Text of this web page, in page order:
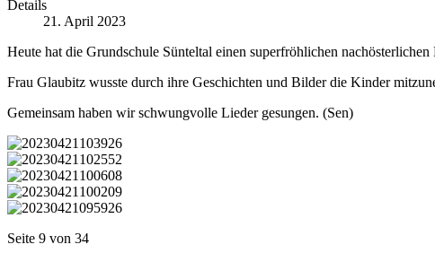
Details
21. April 2023
Heute hat die Grundschule Sünteltal einen superfröhlichen
Frau Glaubitz wusste durch ihre Geschichten und Bilder die Kinder
Gemeinsam haben wir schwungvolle Lieder gesungen. (Sen)
Seite 9 von 34